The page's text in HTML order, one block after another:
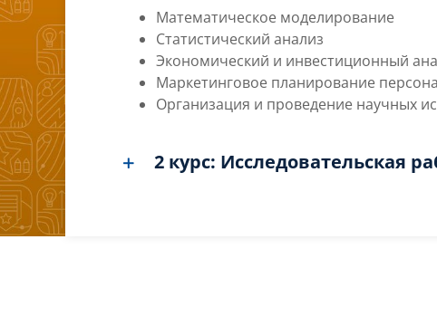
Математическое моделирование
Статистический анализ
Экономический и инвестиционный
Маркетинговое планирование
Организация и проведение научных
2 курс: Исследовательская